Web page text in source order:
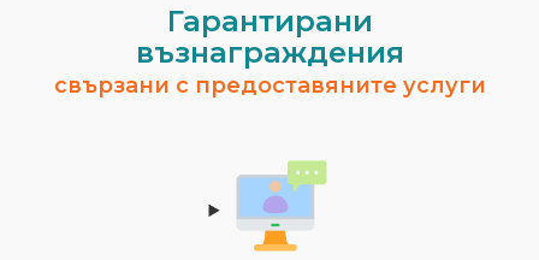
Гарантирани
възнаграждения
свързани с предоставяните услуги